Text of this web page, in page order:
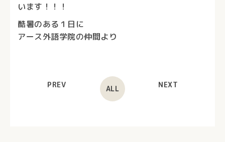
います！！！
酷暑のある１日に
アース外語学院の仲間より
PREV ALL NEXT